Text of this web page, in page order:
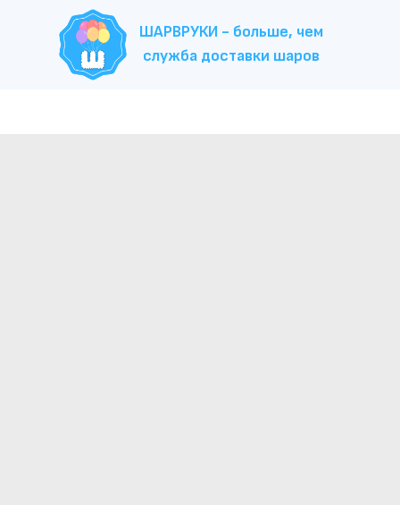
ШАРВРУКИ - больше, чем
служба доставки шаров